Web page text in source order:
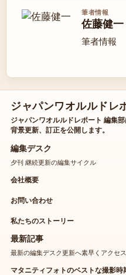
筆者情報
佐藤健一
筆者情報
ジャパンワオルルドレ
ジャパンワオルルドレポート 編集
背景更新、訂正を公開します。
編集デスク
夕刊 継続更新の編集サイクル
会社概要
お問い合わせ
私たちのストーリー
最新記事
最新の編集デスク更新へ素早くアクセス
マタニティフォトのベストな撮影